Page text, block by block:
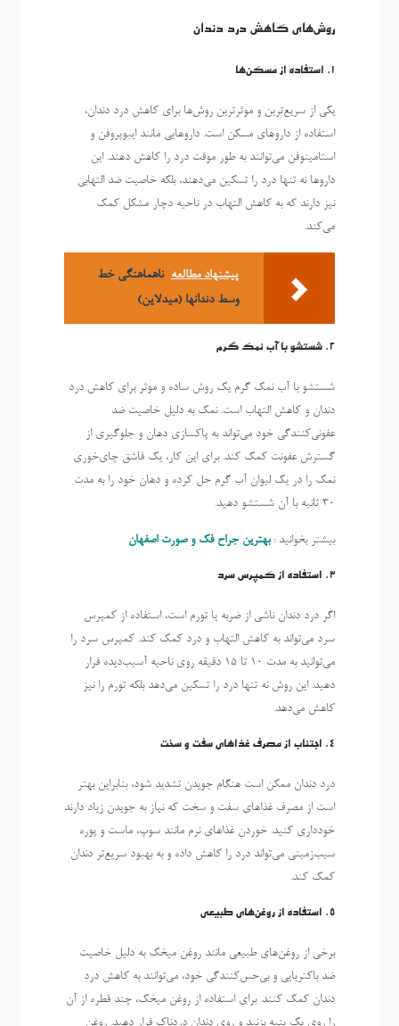
روش‌های کاهش درد دندان
1. استفاده از مسکن‌ها
یکی از سریع‌ترین و موثرترین روش‌ها برای کاهش درد دندان،
استفاده از داروهای مسکن است. داروهایی مانند ایبوپروفن و
استامینوفن می‌توانند به طور موقت درد را کاهش دهند. این
داروها نه تنها درد را تسکین می‌دهند، بلکه خاصیت ضد التهابی
نیز دارند که به کاهش التهاب در ناحیه دچار مشکل کمک
می‌کند.
پیشنهاد مطالعه ناهماهنگی خط
وسط دندانها (میدلاین)
2. شستشو با آب نمک گرم
شستشو با آب نمک گرم یک روش ساده و موثر برای کاهش درد
دندان و کاهش التهاب است. نمک به دلیل خاصیت ضد
عفونی‌کنندگی خود می‌تواند به پاکسازی دهان و جلوگیری از
گسترش عفونت کمک کند. برای این کار، یک قاشق چای‌خوری
نمک را در یک لیوان آب گرم حل کرده و دهان خود را به مدت
30 ثانیه با آن شستشو دهید.
بیشتر بخوانید :بهترین جراح فک و صورت اصفهان
3. استفاده از کمپرس سرد
اگر درد دندان ناشی از ضربه یا تورم است، استفاده از کمپرس
سرد می‌تواند به کاهش التهاب و درد کمک کند. کمپرس سرد را
می‌توانید به مدت 10 تا 15 دقیقه روی ناحیه آسیب‌دیده قرار
دهید. این روش نه تنها درد را تسکین می‌دهد بلکه تورم را نیز
کاهش می‌دهد.
4. اجتناب از مصرف غذاهای سفت و سخت
درد دندان ممکن است هنگام جویدن تشدید شود، بنابراین بهتر
است از مصرف غذاهای سفت و سخت که نیاز به جویدن زیاد دارند
خودداری کنید. خوردن غذاهای نرم مانند سوپ، ماست و پوره
سیب‌زمینی می‌تواند درد را کاهش داده و به بهبود سریع‌تر دندان
کمک کند.
5. استفاده از روغن‌های طبیعی
برخی از روغن‌های طبیعی مانند روغن میخک به دلیل خاصیت
ضد باکتریایی و بی‌حس‌کنندگی خود، می‌توانند به کاهش درد
دندان کمک کنند. برای استفاده از روغن میخک، چند قطره از آن
را روی یک پنبه بزنید و روی دندان دردناک قرار دهید. روغن